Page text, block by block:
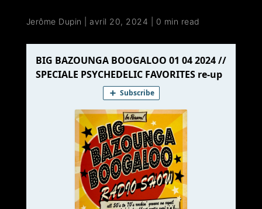
Jerôme Dupin avril 20, 2024 0 min read